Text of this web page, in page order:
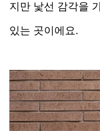
지만 낯선 감각을
있는 곳이에요.